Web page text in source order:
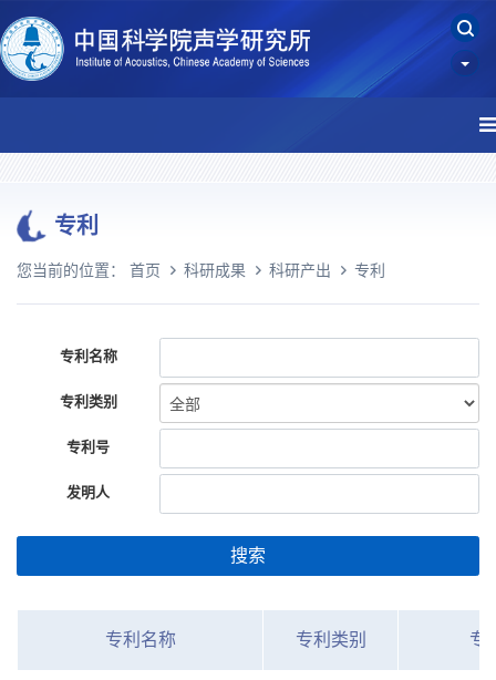
专利
您当前的位置： 首页 科研成果 科研产出 专利
专利名称
专利类别
专利号
发明人
搜索
专利名称 专利类别 专